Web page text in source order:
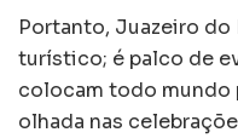
Portanto, Juazeiro
turístico; é palco de
colocam todo mundo
olhada nas